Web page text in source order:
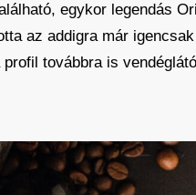
egykor legendás
az addigra már
továbbra is